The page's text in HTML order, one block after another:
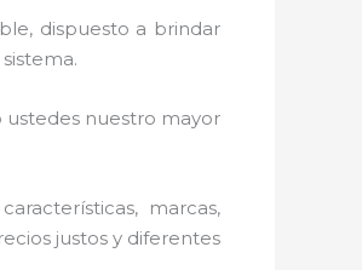
dispuesto a brindar
ustedes nuestro mayor
marcas,
justos y diferentes